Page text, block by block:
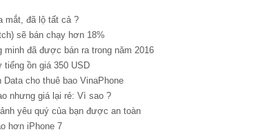
mắt, đã lộ tất cả ?
sẽ bán chạy hơn 18%
minh đã được bán ra trong năm 2016
tiếng ồn giá 350 USD
Data cho thuê bao VinaPhone
nhưng giá lại rẻ: Vì sao ?
yêu quý của bạn được an toàn
hơn iPhone 7